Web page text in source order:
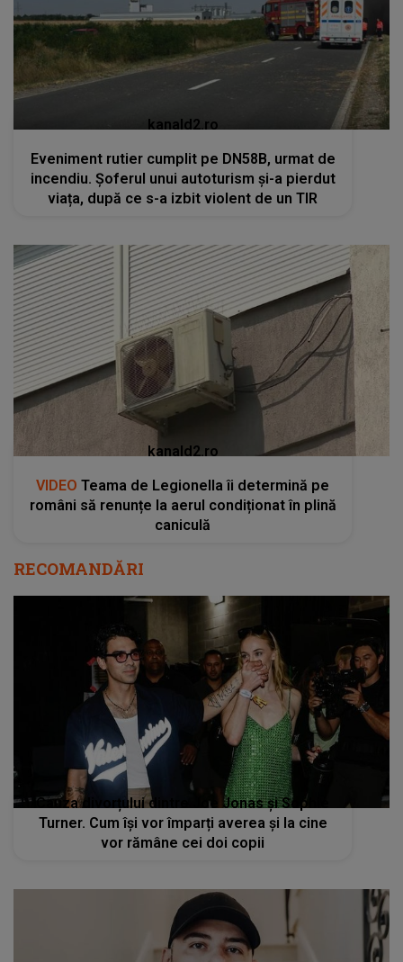
kanald2.ro
Eveniment rutier cumplit pe DN58B, urmat de
incendiu. Șoferul unui autoturism și-a pierdut
viața, după ce s-a izbit violent de un TIR
kanald2.ro
VIDEO Teama de Legionella îi determină pe
români să renunțe la aerul condiționat în plină
caniculă
RECOMANDĂRI
Cauza divorțului dintre Joe Jonas și Sophie
Turner. Cum își vor împarți averea și la cine
vor rămâne cei doi copii